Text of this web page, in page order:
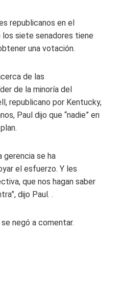
republicanos en el
los siete senadores tiene
una votación.
de las
de la minoría del
republicano por Kentucky,
Paul dijo que “nadie” en
gerencia se ha
el esfuerzo. Y les
que nos hagan saber
dijo Paul. .
negó a comentar.